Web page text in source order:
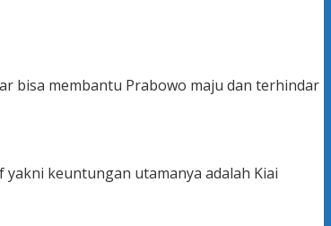
bisa membantu Prabowo maju dan terhindar
yakni keuntungan utamanya adalah Kiai